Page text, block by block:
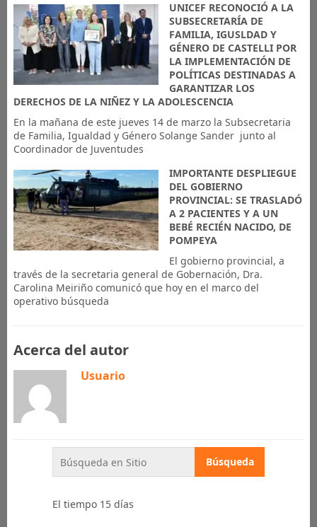
UNICEF RECONOCIÓ A LA
SUBSECRETARÍA DE
FAMILIA, IGUSLDAD Y
GÉNERO DE CASTELLI POR
LA IMPLEMENTACIÓN DE
POLÍTICAS DESTINADAS A
GARANTIZAR LOS
DERECHOS DE LA NIÑEZ Y LA ADOLESCENCIA
En la mañana de este jueves 14 de marzo la Subsecretaria
de Familia, Igualdad y Género Solange Sander junto al
Coordinador de Juventudes
IMPORTANTE DESPLIEGUE
DEL GOBIERNO
PROVINCIAL: SE TRASLADÓ
A 2 PACIENTES Y A UN
BEBÉ RECIÉN NACIDO, DE
POMPEYA
El gobierno provincial, a
través de la secretaria general de Gobernación, Dra.
Carolina Meiriño comunicó que hoy en el marco del
operativo búsqueda
Acerca del autor
Usuario
El tiempo 15 días